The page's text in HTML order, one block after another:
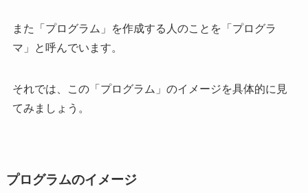
また「プログラム」を作成する人のことを「プログラ
マ」と呼んでいます。
それでは、この「プログラム」のイメージを具体的に見
てみましょう。
プログラムのイメージ